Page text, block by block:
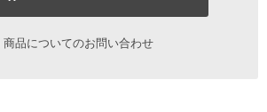
商品についてのお問い合わせ